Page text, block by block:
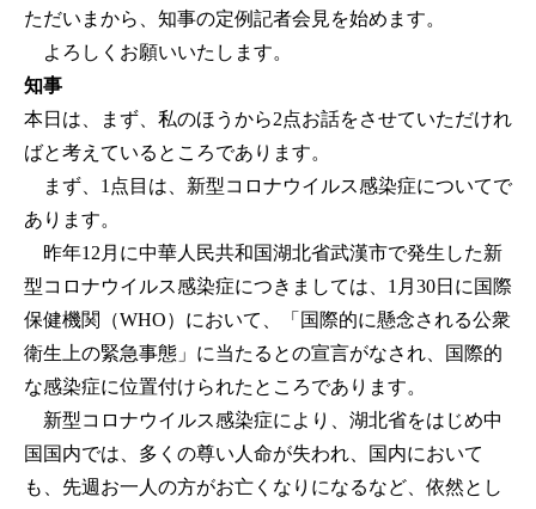
ただいまから、知事の定例記者会見を始めます。
よろしくお願いいたします。
知事
本日は、まず、私のほうから2点お話をさせていただけれ
ばと考えているところであります。
まず、1点目は、新型コロナウイルス感染症についてで
あります。
昨年12月に中華人民共和国湖北省武漢市で発生した新
型コロナウイルス感染症につきましては、1月30日に国際
保健機関（WHO）において、「国際的に懸念される公衆
衛生上の緊急事態」に当たるとの宣言がなされ、国際的
な感染症に位置付けられたところであります。
新型コロナウイルス感染症により、湖北省をはじめ中
国国内では、多くの尊い人命が失われ、国内において
も、先週お一人の方がお亡くなりになるなど、依然とし